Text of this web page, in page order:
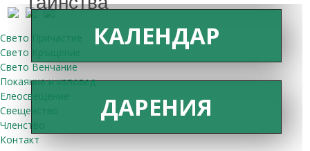
Свето Причастие
Свето Кръщение
Свето Венчание
Покаяние и изповед
Елеосвещение
Свещенство
Членство
Контакт
КАЛЕНДАР
ДАРЕНИЯ